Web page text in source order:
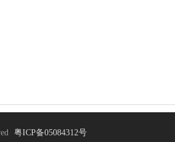
粤ICP备05084312号